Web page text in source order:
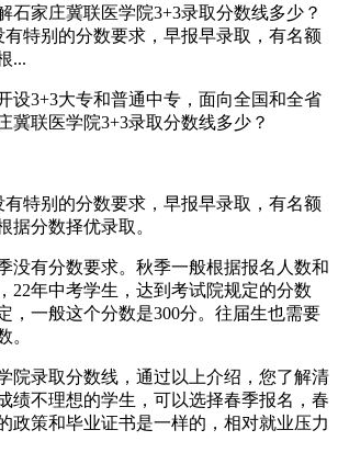
石家庄冀联医学院3+3录取分数线多少？
有特别的分数要求，早报早录取，有名额
...
设3+3大专和普通中专，面向全国和全省
冀联医学院3+3录取分数线多少？
有特别的分数要求，早报早录取，有名额
据分数择优录取。
没有分数要求。秋季一般根据报名人数和
22年中考学生，达到考试院规定的分数
，一般这个分数是300分。往届生也需要
。
院录取分数线，通过以上介绍，您了解清
绩不理想的学生，可以选择春季报名，春
政策和毕业证书是一样的，相对就业压力